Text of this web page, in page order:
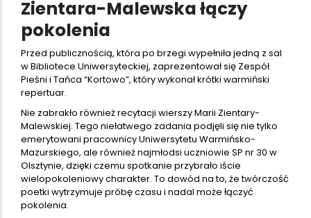
Zientara-Malewska łączy
pokolenia
Przed publicznością, która po brzegi wypełniła jedną z sal
w Bibliotece Uniwersyteckiej, zaprezentował się Zespół
Pieśni i Tańca “Kortowo”, który wykonał krótki warmiński
repertuar.
Nie zabrakło również recytacji wierszy Marii Zientary-
Malewskiej. Tego niełatwego zadania podjęli się nie tylko
emerytowani pracownicy Uniwersytetu Warmińsko-
Mazurskiego, ale również najmłodsi uczniowie SP nr 30 w
Olsztynie, dzięki czemu spotkanie przybrało iście
wielopokoleniowy charakter. To dowód na to, że twórczość
poetki wytrzymuje próbę czasu i nadal może łączyć
pokolenia.